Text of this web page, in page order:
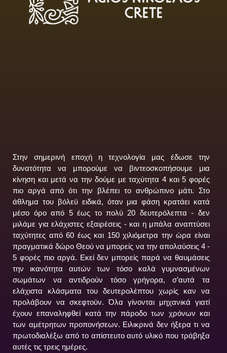
Στην σημερινή εποχή η τεχνολογία μας έδωσε την
δυνατότητα να μπορούμε να βιντεοσκοπήσουμε μια
κίνηση και μετά να την δούμε με ταχύτητα 4 και 5 φορές
πιο αργά από ότι την βλέπει το ανθρώπινο μάτι. Στο
άθλημα του βόλεϋ ειδικά, όταν μια φάση κρατάει κατά
μέσο όρο από 5 έως το πολύ 20 δευτερόλεπτα - δεν
μιλάμε για ελάχιστες εξαιρέσεις - και η μπάλα αναπτύσει
ταχύτητες από 60 έως και 150 χιλιόμετρα την ώρα είναι
πραγματικά δώρο Θεού να μπορείς να την απολαύσεις 4 -
5 φορές πιο αργά. Εκεί δεν μπορείς παρά να θαυμάσεις
την ικανότητα αυτών των τόσο καλά γυμνασμένων
σωμάτων να αντιδρούν τόσο γρήγορα, σ’αυτά τα
ελάχιστα κλάσματα του δευτερολέπτου χωρίς καν να
προλάβουν να σκεφτούν. Όλα γίνονται μηχανικά γιατί
έχουν επαναληφθεί κατά την πάροδο των χρόνων και
των αμέτρητων προπονήσεων. Ειλικρινά δεν ήξερα τι να
πρωτοδιαλέξω από το απίστευτο αυτό υλικό που τράβηξα
αυτές τις τρεις ημέρες.